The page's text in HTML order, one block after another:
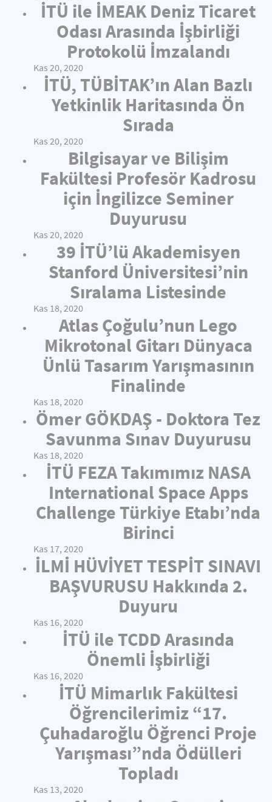
İTÜ ile İMEAK Deniz Ticaret
Odası Arasında İşbirliği
Protokolü İmzalandı
Kas 20, 2020
İTÜ, TÜBİTAK’ın Alan Bazlı
Yetkinlik Haritasında Ön
Sırada
Kas 20, 2020
Bilgisayar ve Bilişim
Fakültesi Profesör Kadrosu
için İngilizce Seminer
Duyurusu
Kas 20, 2020
39 İTÜ’lü Akademisyen
Stanford Üniversitesi’nin
Sıralama Listesinde
Kas 18, 2020
Atlas Çoğulu’nun Lego
Mikrotonal Gitarı Dünyaca
Ünlü Tasarım Yarışmasının
Finalinde
Kas 18, 2020
Ömer GÖKDAŞ - Doktora Tez
Savunma Sınav Duyurusu
Kas 18, 2020
İTÜ FEZA Takımımız NASA
International Space Apps
Challenge Türkiye Etabı’nda
Birinci
Kas 17, 2020
İLMİ HÜVİYET TESPİT SINAVI
BAŞVURUSU Hakkında 2.
Duyuru
Kas 16, 2020
İTÜ ile TCDD Arasında
Önemli İşbirliği
Kas 16, 2020
İTÜ Mimarlık Fakültesi
Öğrencilerimiz “17.
Çuhadaroğlu Öğrenci Proje
Yarışması”nda Ödülleri
Topladı
Kas 13, 2020